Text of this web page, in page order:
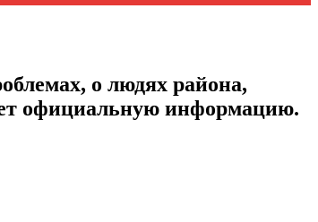
о людях района,
официальную информацию.